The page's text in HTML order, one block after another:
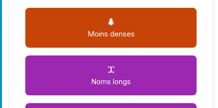
Moins denses
Noms longs